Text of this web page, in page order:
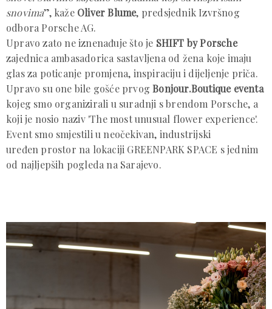
snovima”, kaže Oliver Blume, predsjednik Izvršnog
odbora Porsche AG.
Upravo zato ne iznenađuje što je SHIFT by Porsche
zajednica ambasadorica sastavljena od žena koje imaju
glas za poticanje promjena, inspiraciju i dijeljenje priča.
Upravo su one bile gošće prvogBonjour.Boutique eventa
kojeg smo organizirali u suradnji s brendom Porsche, a
koji je nosio naziv 'The most unusual flower experience'.
Event smo smjestili u neočekivan, industrijski
uređen prostor na lokaciji GREENPARK SPACE s jednim
od najljepših pogleda na Sarajevo.